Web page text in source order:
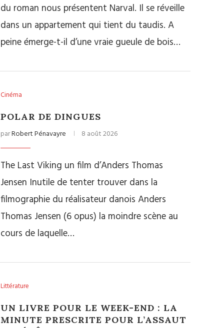
du roman nous présentent Narval. Il se réveille
dans un appartement qui tient du taudis. A
peine émerge-t-il d’une vraie gueule de bois…
Cinéma
POLAR DE DINGUES
parRobert Pénavayre 8 août 2026
The Last Viking un film d’Anders Thomas
Jensen Inutile de tenter trouver dans la
filmographie du réalisateur danois Anders
Thomas Jensen (6 opus) la moindre scène au
cours de laquelle…
Littérature
UN LIVRE POUR LE WEEK-END : LA
MINUTE PRESCRITE POUR L’ASSAUT